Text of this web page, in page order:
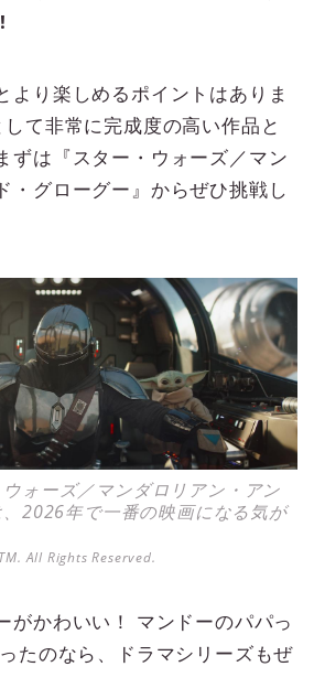
より楽しめるポイントはありま
て非常に完成度の高い作品と
ずは『スター・ウォーズ／マン
・グローグー』からぜひ挑戦し
ォーズ／マンダロリアン・アン
2026年で一番の映画になる気が
All Rights Reserved.
がかわいい！ マンドーのパパっ
たのなら、ドラマシリーズもぜ